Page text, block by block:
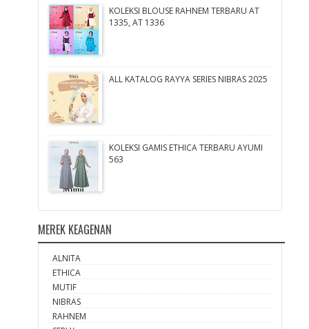
KOLEKSI BLOUSE RAHNEM TERBARU AT
1335, AT 1336
ALL KATALOG RAYYA SERIES NIBRAS 2025
KOLEKSI GAMIS ETHICA TERBARU AYUMI
563
MEREK KEAGENAN
ALNITA
ETHICA
MUTIF
NIBRAS
RAHNEM